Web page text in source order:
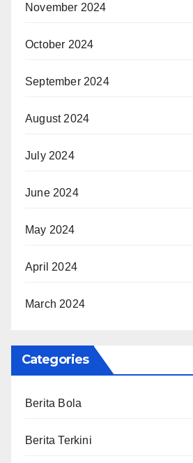
November 2024
October 2024
September 2024
August 2024
July 2024
June 2024
May 2024
April 2024
March 2024
Categories
Berita Bola
Berita Terkini